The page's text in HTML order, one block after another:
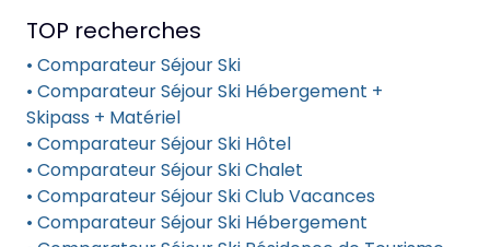
TOP recherches
• Comparateur Séjour Ski
• Comparateur Séjour Ski Hébergement +
Skipass + Matériel
• Comparateur Séjour Ski Hôtel
• Comparateur Séjour Ski Chalet
• Comparateur Séjour Ski Club Vacances
• Comparateur Séjour Ski Hébergement